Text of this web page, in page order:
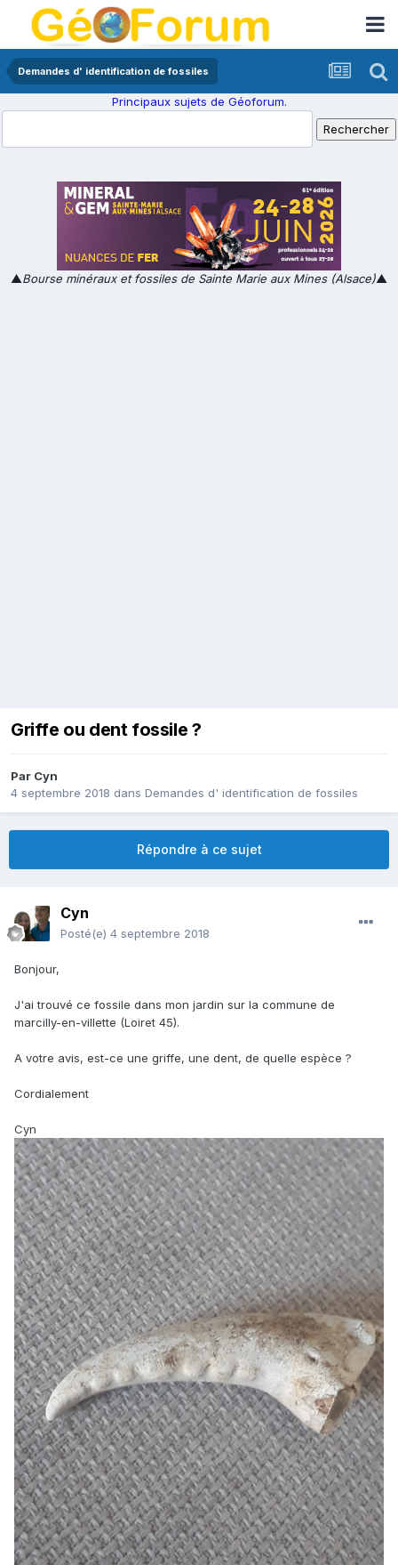
Demandes d' identification de fossiles
Principaux sujets de Géoforum.
▲Bourse minéraux et fossiles de Sainte Marie aux Mines (Alsace)▲
Griffe ou dent fossile ?
Par Cyn
4 septembre 2018 dans Demandes d' identification de fossiles
Répondre à ce sujet
Cyn
Posté(e) 4 septembre 2018
Bonjour,
J'ai trouvé ce fossile dans mon jardin sur la commune de
marcilly-en-villette (Loiret 45).
A votre avis, est-ce une griffe, une dent, de quelle espèce ?
Cordialement
Cyn